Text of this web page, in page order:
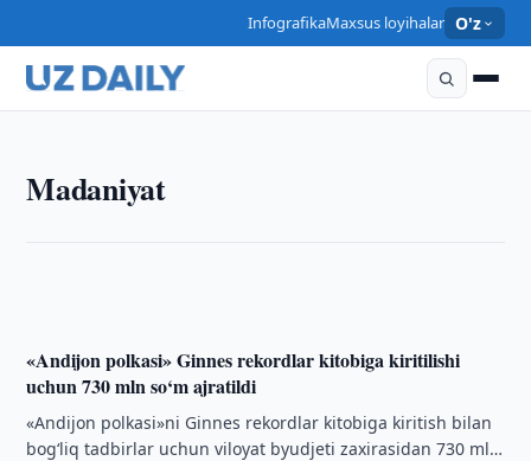
InfografikaMaxsus loyihalar O'z
Madaniyat
Aktyor, rejissyor va pedagog Abdumannon
Ubaydullayev vafot etdi
«Andijon polkasi» Ginnes rekordlar kitobiga kiritilishi
uchun 730 mln so‘m ajratildi
«Andijon polkasi»ni Ginnes rekordlar kitobiga kiritish bilan
bog‘liq tadbirlar uchun viloyat byudjeti zaxirasidan 730 mln